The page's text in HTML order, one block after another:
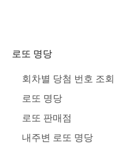
로또 명당
회차별 당첨 번호 조회
로또 명당
로또 판매점
내주변 로또 명당